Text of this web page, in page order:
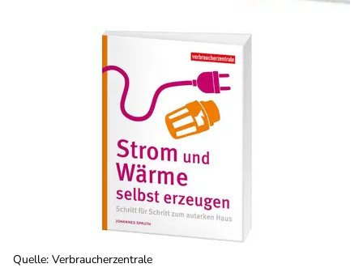
Quelle: Verbraucherzentrale